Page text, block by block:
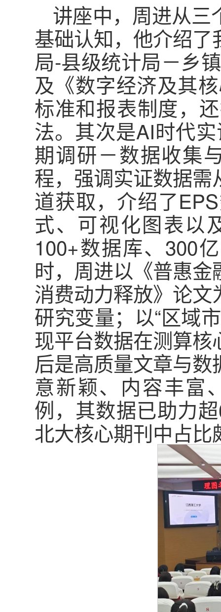
讲座中，周进从三
基础认知，他介绍了
局-县级统计局－乡
及《数字经济及其
标准和报表制度，
法。其次是AI时代
期调研－数据收集
程，强调实证数据
道获取，介绍了
式、可视化图表以
100+数据库、300
时，周进以《普惠
消费动力释放》论
研究变量；以“区域
现平台数据在测算
后是高质量文章与
意新颖、内容丰富
例，其数据已助力
北大核心期刊中占